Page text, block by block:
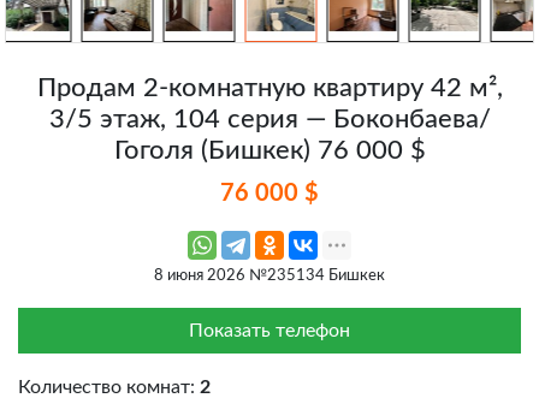
Продам 2-комнатную квартиру 42 м²,
3/5 этаж, 104 серия — Боконбаева/
Гоголя (Бишкек) 76 000 $
76 000 $
8 июня 2026 №235134 Бишкек
Показать телефон
Количество комнат: 2